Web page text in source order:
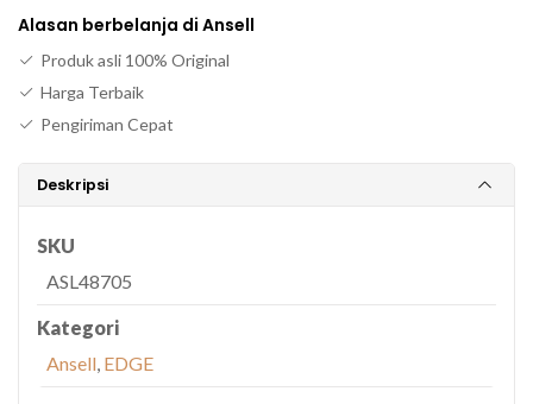
Alasan berbelanja di Ansell
Produk asli 100% Original
Harga Terbaik
Pengiriman Cepat
Deskripsi
SKU
ASL48705
Kategori
Ansell, EDGE